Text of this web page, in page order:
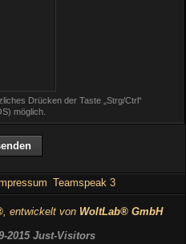
Drücken der Taste „Strg/Ctrl“
möglich.
Teamspeak 3
, entwickelt von WoltLab® GmbH
2015 Just-Visitors